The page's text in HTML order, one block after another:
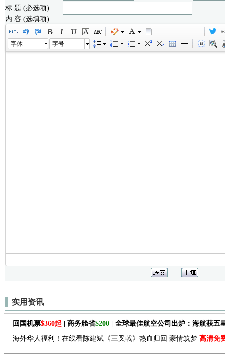
标 题 (必选项):
内 容 (选填项):
字体 字号
实用资讯
回国机票$360起 | 商务舱省$200 | 全球最佳航空公司出炉：海航获五
海外华人福利！在线看陈建斌《三叉戟》热血归回 豪情筑梦 高清免